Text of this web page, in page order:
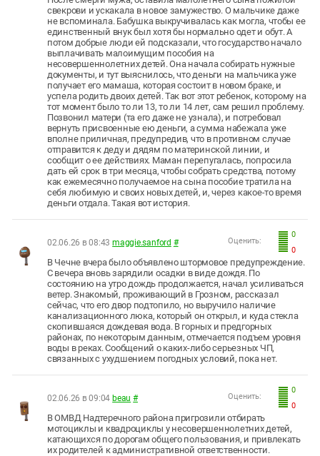
свекрови и ускакала в новое замужество. О мальчике даже
не вспоминала. Бабушка выкручивалась как могла, чтобы ее
единственный внук был хотя бы нормально одет и обут. А
потом добрые люди ей подсказали, что государство начало
выплачивать малоимущим пособия на
несовершеннолетних детей. Она начала собирать нужные
документы, и тут выяснилось, что деньги на мальчика уже
получает его мамаша, которая состоит в новом браке, и
успела родить двоих детей. Так вот этот ребенок, которому на
тот момент было то ли 13, то ли 14 лет, сам решил проблему.
Позвонил матери (та его даже не узнала), и потребовал
вернуть присвоенные ею деньги, а сумма набежала уже
вполне приличная, предупредив, что в противном случае
отправится к деду и дядям по материнской линии, и
сообщит о ее действиях. Маман перепугалась, попросила
дать ей срок в три месяца, чтобы собрать средства, потому
как ежемесячно получаемое на сына пособие тратила на
себя любимую и своих новых детей, и, через какое-то время
деньги отдала. Такая вот история.
0
0
Оценить:
02.06.26 в 08:43 maggie.sanford #
В Чечне вчера было объявлено штормовое предупреждение.
С вечера вновь зарядили осадки в виде дождя. По
состоянию на утро дождь продолжается, начал усиливаться
ветер. Знакомый, проживающий в Грозном, рассказал
сейчас, что его двор подтопило, но выручило наличие
канализационного люка, который он открыл, и куда стекла
скопившаяся дождевая вода. В горных и предгорных
районах, по некоторым данным, отмечается подъем уровня
воды в реках. Сообщений о каких-либо серьезных ЧП,
связанных с ухудшением погодных условий, пока нет.
0
0
Оценить:
02.06.26 в 09:04 beau #
В ОМВД Надтеречного района пригрозили отбирать
мотоциклы и квадроциклы у несовершеннолетних детей,
катающихся по дорогам общего пользования, и привлекать
их родителей к административной ответственности.